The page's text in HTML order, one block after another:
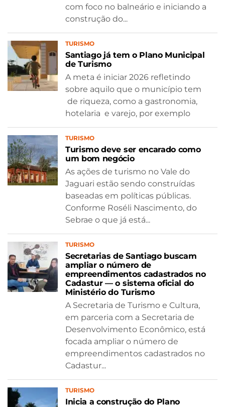
com foco no balneário e iniciando a
construção do...
TURISMO
Santiago já tem o Plano Municipal
de Turismo
A meta é iniciar 2026 refletindo
sobre aquilo que o município tem
de riqueza, como a gastronomia,
hotelaria e varejo, por exemplo
TURISMO
Turismo deve ser encarado como
um bom negócio
As ações de turismo no Vale do
Jaguari estão sendo construídas
baseadas em políticas públicas.
Conforme Roséli Nascimento, do
Sebrae o que já está...
TURISMO
Secretarias de Santiago buscam
ampliar o número de
empreendimentos cadastrados no
Cadastur — o sistema oficial do
Ministério do Turismo
A Secretaria de Turismo e Cultura,
em parceria com a Secretaria de
Desenvolvimento Econômico, está
focada ampliar o número de
empreendimentos cadastrados no
Cadastur...
TURISMO
Inicia a construção do Plano